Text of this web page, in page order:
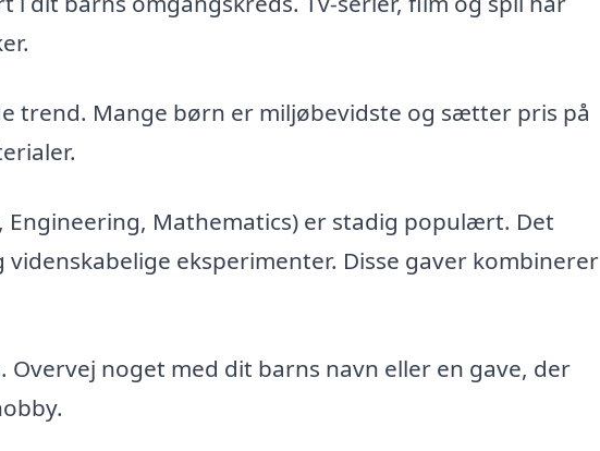
trend. Mange børn er miljøbevidste og sætter pris på
Engineering, Mathematics) er stadig populært. Det
eksperimenter. Disse gaver kombinerer
Overvej noget med dit barns navn eller en gave, der